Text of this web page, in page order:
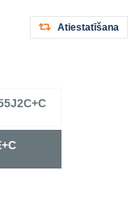
Atiestatīšana